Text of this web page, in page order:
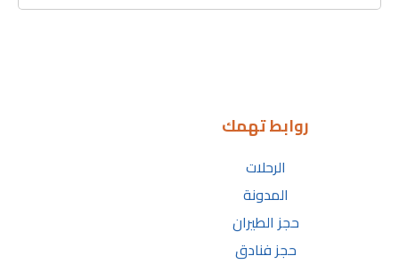
روابط تهمك
الرحلات
المدونة
حجز الطيران
حجز فنادق